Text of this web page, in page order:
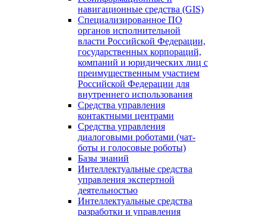
навигационные средства (GIS)
Специализированное ПО
органов исполнительной
власти Российской Федерации,
государственных корпораций,
компаний и юридических лиц с
преимущественным участием
Российской Федерации для
внутреннего использования
Средства управления
контактными центрами
Средства управления
диалоговыми роботами (чат-
боты и голосовые роботы)
Базы знаний
Интеллектуальные средства
управления экспертной
деятельностью
Интеллектуальные средства
разработки и управления